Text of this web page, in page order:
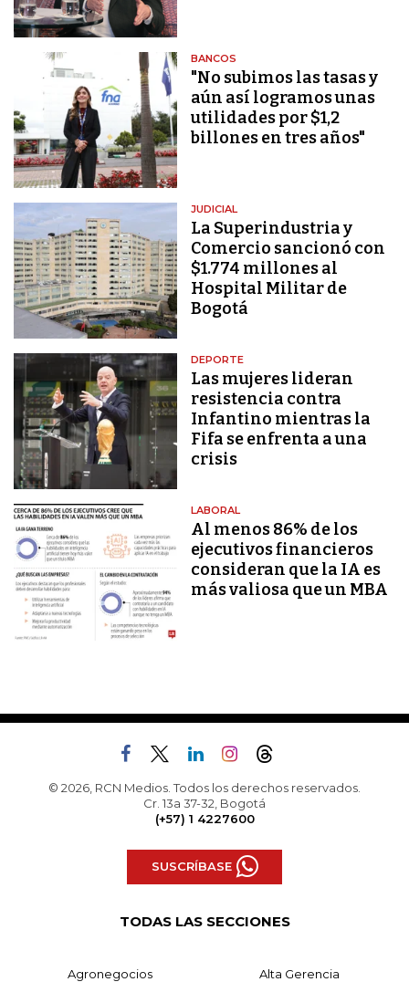
BANCOS
"No subimos las tasas y
aún así logramos unas
utilidades por $1,2
billones en tres años"
JUDICIAL
La Superindustria y
Comercio sancionó con
$1.774 millones al
Hospital Militar de
Bogotá
DEPORTE
Las mujeres lideran
resistencia contra
Infantino mientras la
Fifa se enfrenta a una
crisis
LABORAL
Al menos 86% de los
ejecutivos financieros
consideran que la IA es
más valiosa que un MBA
© 2026, RCN Medios. Todos los derechos reservados.
Cr. 13a 37-32, Bogotá
(+57) 1 4227600
SUSCRÍBASE
TODAS LAS SECCIONES
Agronegocios Alta Gerencia